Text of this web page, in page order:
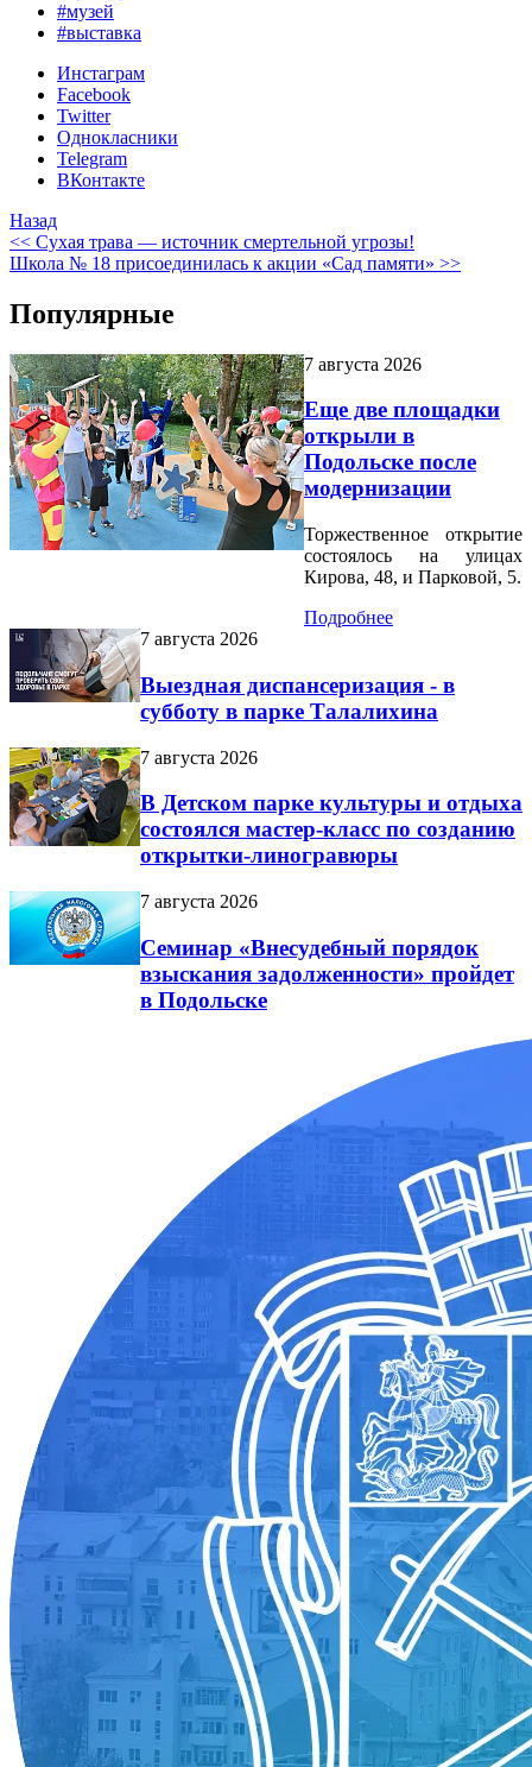
#музей
#выставка
Инстаграм
Facebook
Twitter
Однокласники
Telegram
ВКонтакте
Назад
<< Сухая трава — источник смертельной угрозы!
Школа № 18 присоединилась к акции «Сад памяти» >>
Популярные
7 августа 2026
Еще две площадки
открыли в
Подольске после
модернизации
Торжественное открытие
состоялось на улицах
Кирова, 48, и Парковой, 5.
Подробнее
7 августа 2026
Выездная диспансеризация - в
субботу в парке Талалихина
7 августа 2026
В Детском парке культуры и отдыха
состоялся мастер-класс по созданию
открытки-линогравюры
7 августа 2026
Семинар «Внесудебный порядок
взыскания задолженности» пройдет
в Подольске